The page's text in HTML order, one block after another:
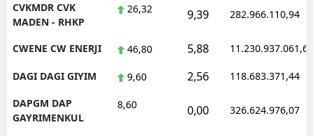
CVKMDR CVK
MADEN - RHKP
26,32 9,39 282.966.110,94
CWENE CW ENERJI 46,80 5,88 11.230.937.061,62
DAGI DAGI GIYIM 9,60 2,56 118.683.371,44
DAPGM DAP
GAYRIMENKUL
8,60 0,00 326.624.976,07